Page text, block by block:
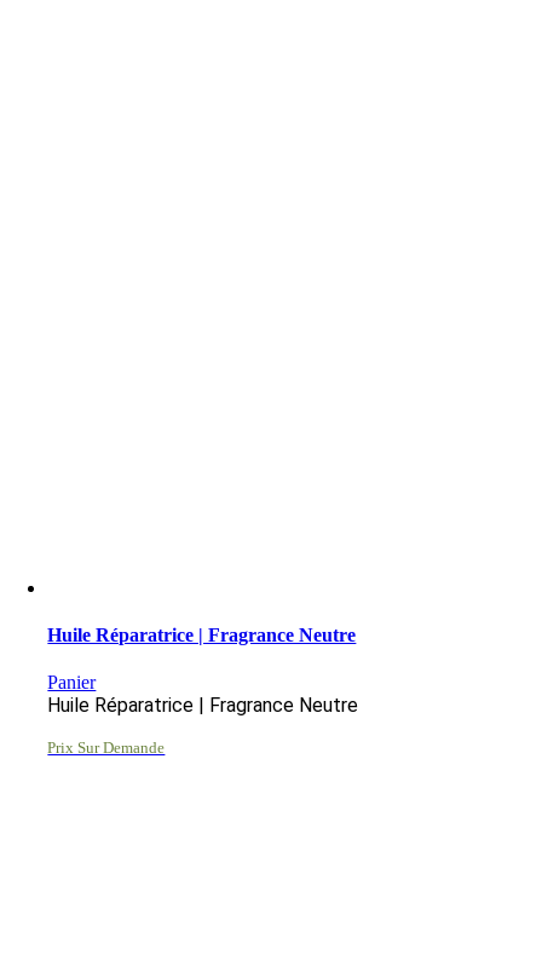
Huile Réparatrice | Fragrance Neutre
Panier
Huile Réparatrice | Fragrance Neutre
Prix Sur Demande